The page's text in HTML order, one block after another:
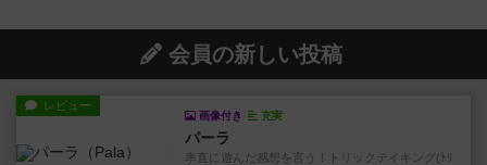
会員の新しい投稿
レビュー
画像付き 充実
パーラ
率直に遊んだ感想を言う！トリックテイキング(ﾄﾘ